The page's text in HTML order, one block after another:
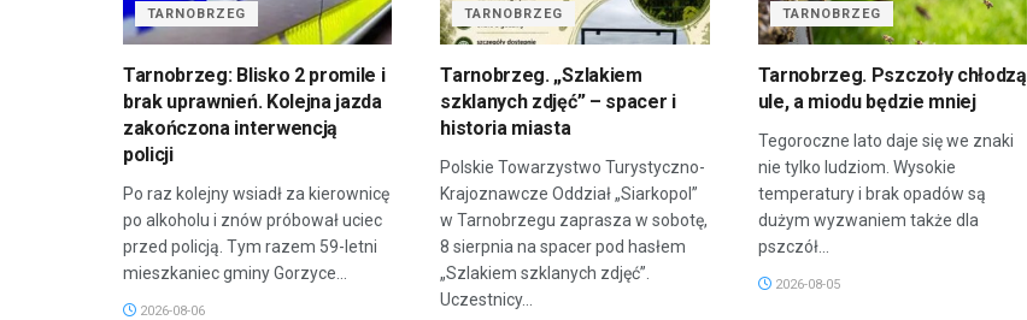
TARNOBRZEG
Tarnobrzeg: Blisko 2 promile i
brak uprawnień. Kolejna jazda
zakończona interwencją
policji
Po raz kolejny wsiadł za kierownicę
po alkoholu i znów próbował uciec
przed policją. Tym razem 59-letni
mieszkaniec gminy Gorzyce...
2026-08-06
TARNOBRZEG
Tarnobrzeg. „Szlakiem
szklanych zdjęć” – spacer i
historia miasta
Polskie Towarzystwo Turystyczno-
Krajoznawcze Oddział „Siarkopol”
w Tarnobrzegu zaprasza w sobotę,
8 sierpnia na spacer pod hasłem
„Szlakiem szklanych zdjęć”.
Uczestnicy...
TARNOBRZEG
Tarnobrzeg. Pszczoły chłodzą
ule, a miodu będzie mniej
Tegoroczne lato daje się we znaki
nie tylko ludziom. Wysokie
temperatury i brak opadów są
dużym wyzwaniem także dla
pszczół...
2026-08-05